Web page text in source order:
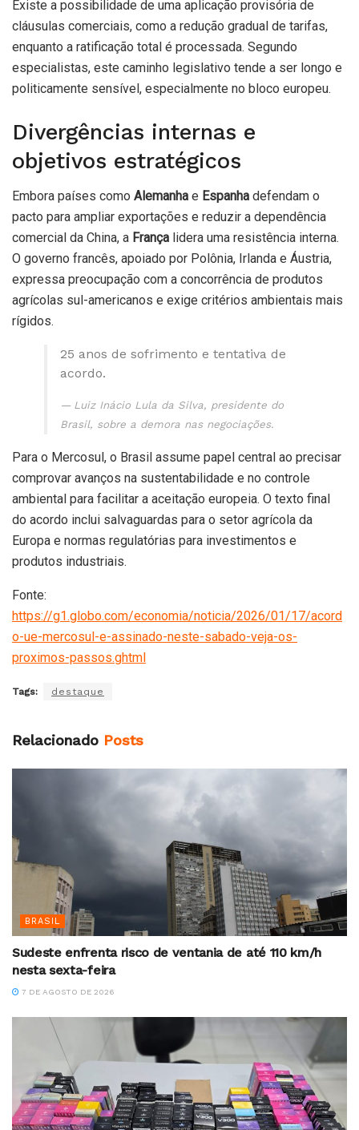
Existe a possibilidade de uma aplicação provisória de
cláusulas comerciais, como a redução gradual de tarifas,
enquanto a ratificação total é processada. Segundo
especialistas, este caminho legislativo tende a ser longo e
politicamente sensível, especialmente no bloco europeu.
Divergências internas e
objetivos estratégicos
Embora países como Alemanha e Espanha defendam o
pacto para ampliar exportações e reduzir a dependência
comercial da China, a França lidera uma resistência interna.
O governo francês, apoiado por Polônia, Irlanda e Áustria,
expressa preocupação com a concorrência de produtos
agrícolas sul-americanos e exige critérios ambientais mais
rígidos.
25 anos de sofrimento e tentativa de
acordo.
Luiz Inácio Lula da Silva, presidente do
Brasil, sobre a demora nas negociações.
Para o Mercosul, o Brasil assume papel central ao precisar
comprovar avanços na sustentabilidade e no controle
ambiental para facilitar a aceitação europeia. O texto final
do acordo inclui salvaguardas para o setor agrícola da
Europa e normas regulatórias para investimentos e
produtos industriais.
Fonte:
https://g1.globo.com/economia/noticia/2026/01/17/acord
o-ue-mercosul-e-assinado-neste-sabado-veja-os-
proximos-passos.ghtml
Tags: destaque
Relacionado Posts
BRASIL
Sudeste enfrenta risco de ventania de até 110 km/h
nesta sexta-feira
7 DE AGOSTO DE 2026